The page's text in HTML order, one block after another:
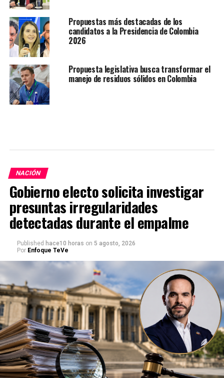
Propuestas más destacadas de los
candidatos a la Presidencia de Colombia
2026
Propuesta legislativa busca transformar el
manejo de residuos sólidos en Colombia
NACIÓN
Gobierno electo solicita investigar
presuntas irregularidades
detectadas durante el empalme
Published hace10 horas on 5 agosto, 2026
Por Enfoque TeVe